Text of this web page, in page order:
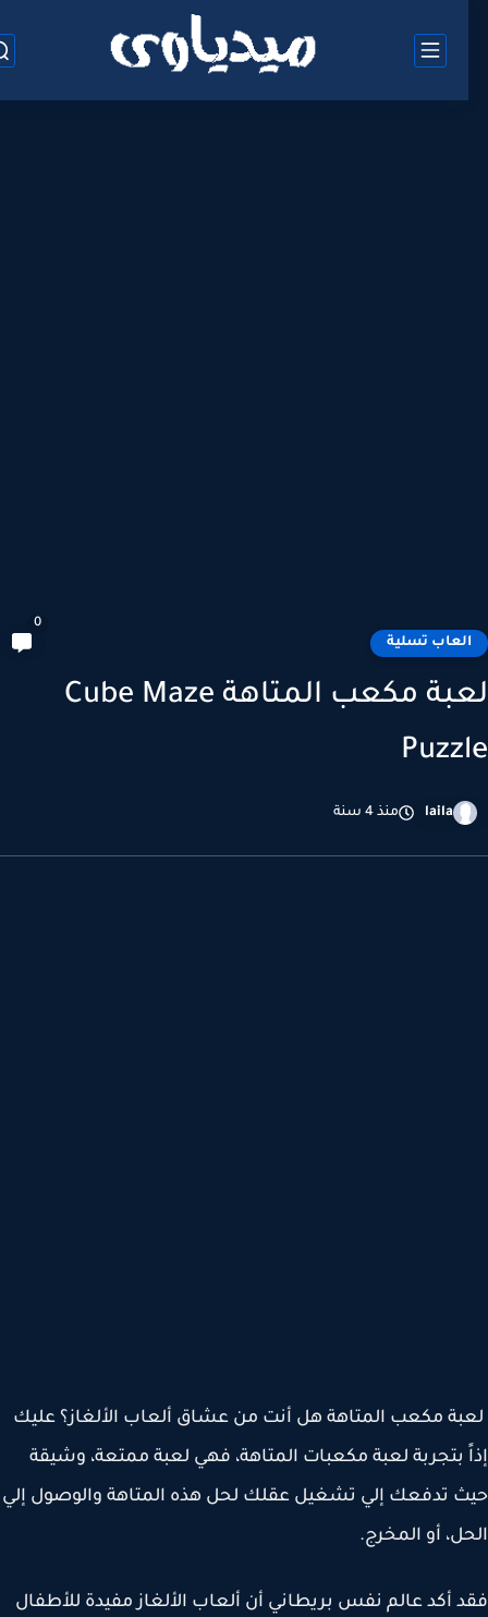
تسلية
لعبة مكعب المتاهة Cube Maze
laila منذ 4 سنة
مكعب المتاهة هل أنت من عشاق ألعاب الألغاز؟ عليك
بتجربة لعبة مكعبات المتاهة، فهي لعبة ممتعة، وشيقة
تدفعك إلي تشغيل عقلك لحل هذه المتاهة والوصول إلي
أو المخرج.
أكد عالم نفس بريطاني أن ألعاب الألغاز مفيدة للأطفال